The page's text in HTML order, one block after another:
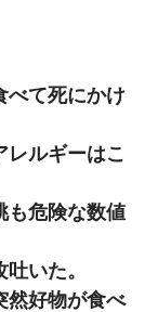
べて死にかけ
ルギーはこ
も危険な数値
いた。
然好物が食べ